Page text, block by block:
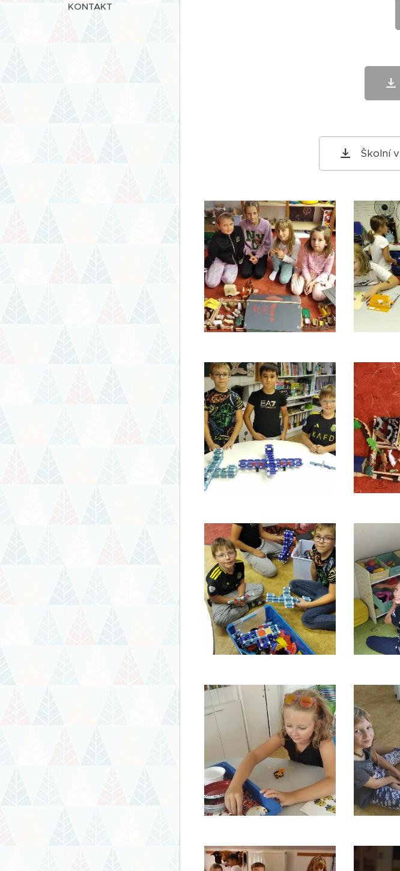
KONTAKT
Školní